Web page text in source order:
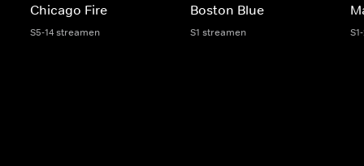
Chicago Fire
S5-14 streamen
Boston Blue
S1 streamen